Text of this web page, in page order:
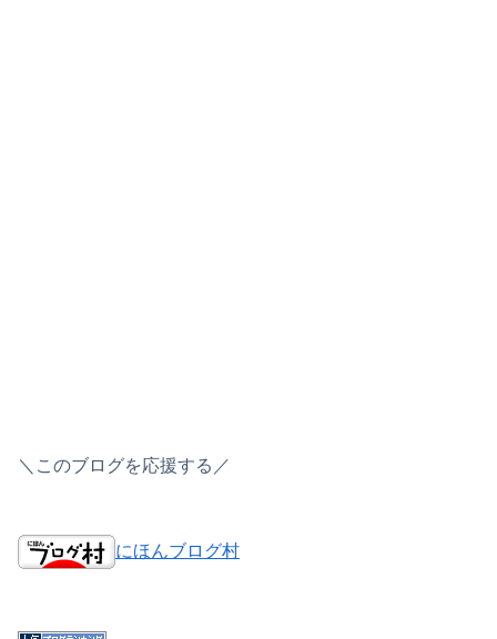
＼このブログを応援する／
にほんブログ村